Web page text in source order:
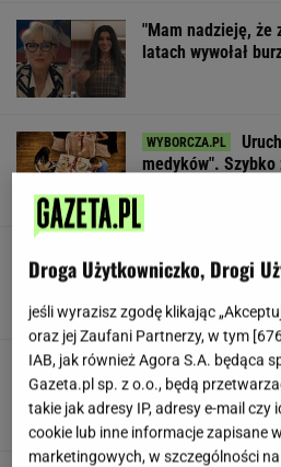
"Mam nadzieję, że
latach wywołał
medyków".
SUBSKRYPCJA
Gawryluk reaguje
Nawrockiego. Co
Droga Użytkowniczko, Drogi
jeśli wyrazisz zgodę klikając
oraz jej Zaufani Partnerzy, w tym [
IAB, jak również Agora S.A. będąca
Gazeta.pl sp. z o.o., będą
takie jak adresy IP, adresy e-mail
cookie lub inne informacje zapisane
marketingowych, w szczególności